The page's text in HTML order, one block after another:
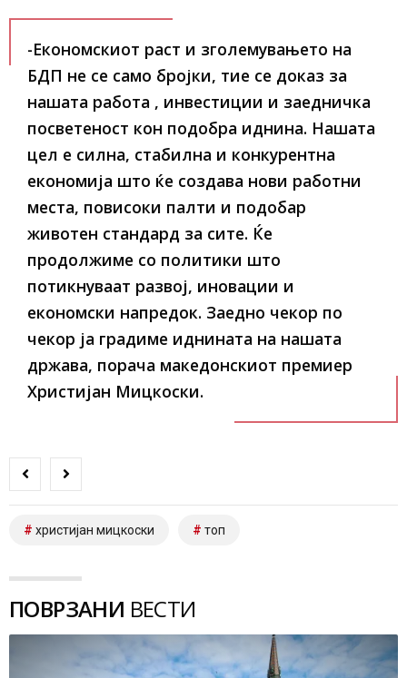
-Економскиот раст и зголемувањето на
БДП не се само бројки, тие се доказ за
нашата работа , инвестиции и заедничка
посветеност кон подобра иднина. Нашата
цел е силна, стабилна и конкурентна
економија што ќе создава нови работни
места, повисоки палти и подобар
животен стандард за сите. Ќе
продолжиме со политики што
потикнуваат развој, иновации и
економски напредок. Заедно чекор по
чекор ја градиме иднината на нашата
држава, порача македонскиот премиер
Христијан Мицкоски.
христијан мицкоски топ
ПОВРЗАНИ ВЕСТИ